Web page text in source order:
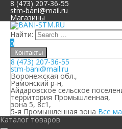
8 (473) 207-36-55
stm-bani@mail.ru
Магазины
Найти:
0
Контакты
8 (473) 207-36-55
stm-bani@mail.ru
Воронежская обл.,
Рамонский р-н,
Айдаровское сельское
территория Промышленная,
зона 5, 8с1,
5-я Промышленная зона Все
Каталог товаров